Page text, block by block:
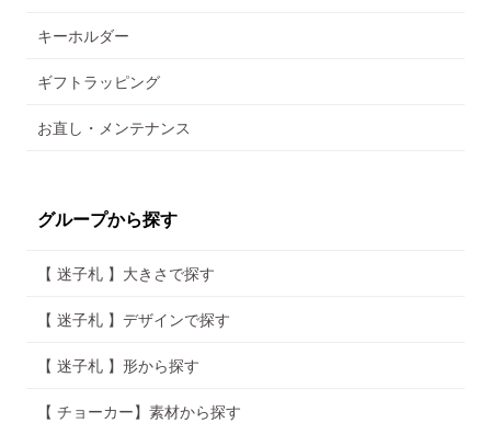
キーホルダー
ギフトラッピング
お直し・メンテナンス
グループから探す
【 迷子札 】大きさで探す
【 迷子札 】デザインで探す
【 迷子札 】形から探す
【 チョーカー】素材から探す